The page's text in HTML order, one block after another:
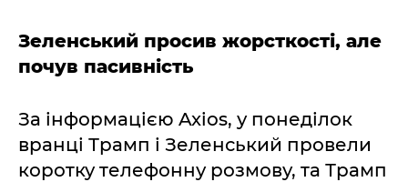
Зеленський просив жорсткості, але
почув пасивність
За інформацією Axios, у понеділок
вранці Трамп і Зеленський провели
коротку телефонну розмову, та Трамп